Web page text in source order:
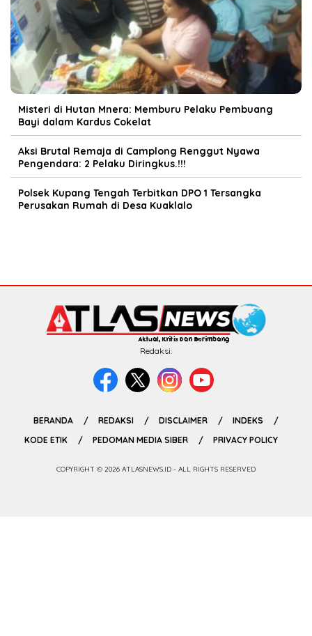
Misteri di Hutan Mnera: Memburu Pelaku Pembuang
Bayi dalam Kardus Cokelat
Aksi Brutal Remaja di Camplong Renggut Nyawa
Pengendara: 2 Pelaku Diringkus.!!!
Polsek Kupang Tengah Terbitkan DPO 1 Tersangka
Perusakan Rumah di Desa Kuaklalo
Redaksi:
BERANDA REDAKSI DISCLAIMER
INDEKS
KODE ETIK
PEDOMAN MEDIA SIBER PRIVACY POLICY
COPYRIGHT © 2026 ATLASNEWS.ID - ALL RIGHTS RESERVED